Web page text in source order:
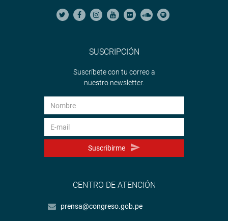
SUSCRIPCIÓN
Suscríbete con tu correo a
nuestro newsletter.
Suscribirme
CENTRO DE ATENCIÓN
prensa@congreso.gob.pe